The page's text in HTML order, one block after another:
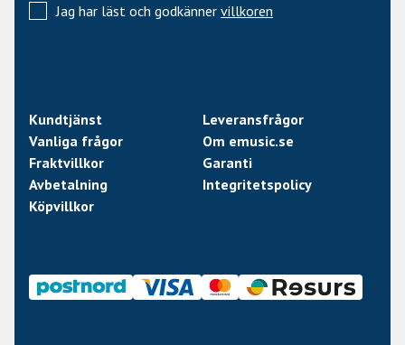
Jag har läst och godkänner villkoren
Kundtjänst
Leveransfrågor
Vanliga frågor
Om emusic.se
Fraktvillkor
Garanti
Avbetalning
Integritetspolicy
Köpvillkor